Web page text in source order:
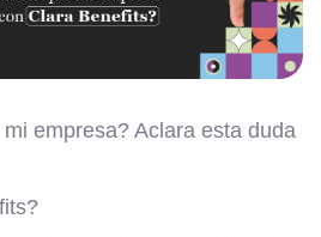
empresa? Aclara esta duda